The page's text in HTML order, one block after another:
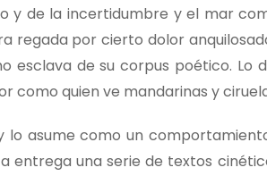
y de la incertidumbre y el mar
regada por cierto dolor
esclava de su corpus poético. Lo
quien ve mandarinas y
asume como un
una serie de textos